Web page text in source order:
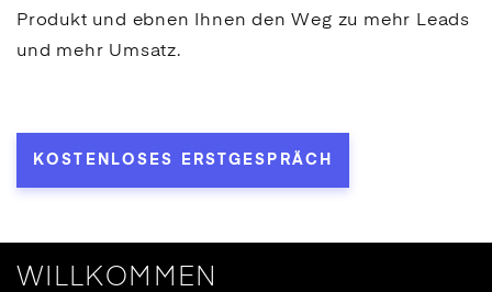
Produkt und ebnen Ihnen den Weg zu mehr Leads
und mehr Umsatz.
KOSTENLOSES ERSTGESPRÄCH
WILLKOMMEN